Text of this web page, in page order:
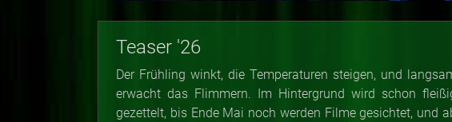
Teaser '26
Der Frühling winkt, die Temperaturen steigen, und
erwacht das Flimmern. Im Hintergrund wird schon
gezettelt, bis Ende Mai noch werden Filme gesichtet, und